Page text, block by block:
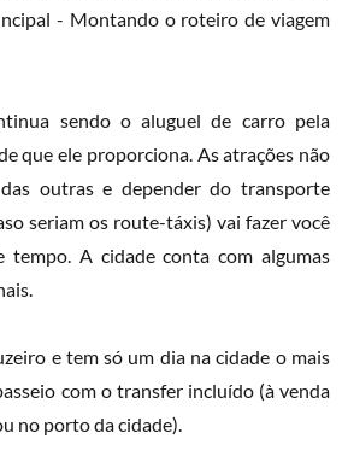
- Montando o roteiro de viagem
sendo o aluguel de carro pela
que ele proporciona. As atrações não
outras e depender do transporte
seriam os route-táxis) vai fazer você
tempo. A cidade conta com algumas
e tem só um dia na cidade o mais
com o transfer incluído (à venda
no porto da cidade).